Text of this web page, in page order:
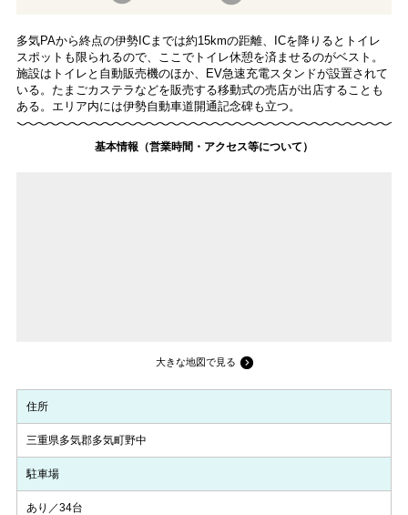
多気PAから終点の伊勢ICまでは約15kmの距離、ICを降りるとトイレ
スポットも限られるので、ここでトイレ休憩を済ませるのがベスト。
施設はトイレと自動販売機のほか、EV急速充電スタンドが設置されて
いる。たまごカステラなどを販売する移動式の売店が出店することも
ある。エリア内には伊勢自動車道開通記念碑も立つ。
基本情報（営業時間・アクセス等について）
大きな地図で見る
住所
三重県多気郡多気町野中
駐車場
あり／34台